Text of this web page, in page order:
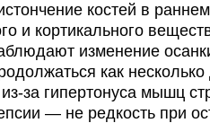
костей в
и кортикального
изменение
как
за гипертонуса мышц
— не редкость при